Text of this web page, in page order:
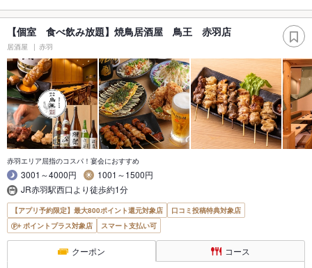
【個室 食べ飲み放題】焼鳥居酒屋 鳥王 赤羽店
居酒屋 赤羽
赤羽エリア屈指のコスパ！宴会におすすめ
3001～4000円
1001～1500円
JR赤羽駅西口より徒歩約1分
【アプリ予約限定】最大800ポイント還元対象店
口コミ投稿特典対象店
ポイントプラス対象店
スマート支払い可
クーポン コース